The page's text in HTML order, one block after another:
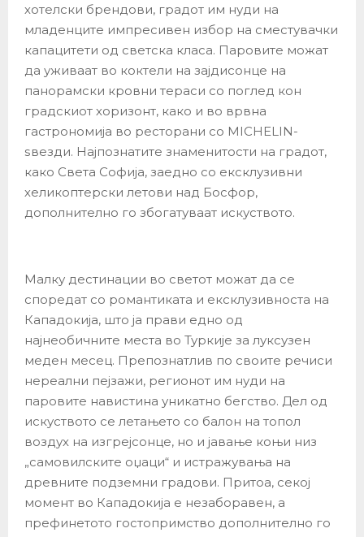
хотелски брендови, градот им нуди на
младенците импресивен избор на сместувачки
капацитети од светска класа. Паровите можат
да уживаат во коктели на зајдисонце на
панорамски кровни тераси со поглед кон
градскиот хоризонт, како и во врвна
гастрономија во ресторани со MICHELIN-
ѕвезди. Најпознатите знаменитости на градот,
како Света Софија, заедно со ексклузивни
хеликоптерски летови над Босфор,
дополнително го збогатуваат искуството.
Малку дестинации во светот можат да се
споредат со романтиката и ексклузивноста на
Кападокија, што ја прави едно од
најнеобичните места во Туркије за луксузен
меден месец. Препознатлив по своите речиси
нереални пејзажи, регионот им нуди на
паровите навистина уникатно бегство. Дел од
искуството се летањето со балон на топол
воздух на изгрејсонце, но и јавање коњи низ
„самовилските оџаци“ и истражувања на
древните подземни градови. Притоа, секој
момент во Кападокија е незаборавен, а
префинетото гостопримство дополнително го